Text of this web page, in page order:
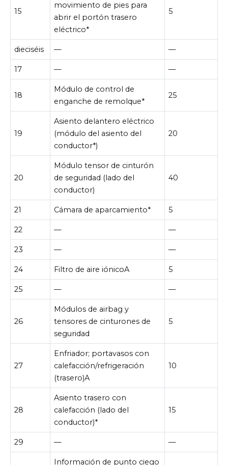
15
movimiento de pies para
abrir el portón trasero
eléctrico*
5
dieciséis — —
17 — —
18
Módulo de control de
enganche de remolque*
25
19
Asiento delantero eléctrico
(módulo del asiento del
conductor*)
20
20
Módulo tensor de cinturón
de seguridad (lado del
conductor)
40
21 Cámara de aparcamiento* 5
22 — —
23 — —
24 Filtro de aire iónicoA 5
25 — —
26
Módulos de airbag y
tensores de cinturones de
seguridad
5
27
Enfriador; portavasos con
calefacción/refrigeración
(trasero)A
10
28
Asiento trasero con
calefacción (lado del
conductor)*
15
29 — —
Información de punto ciego